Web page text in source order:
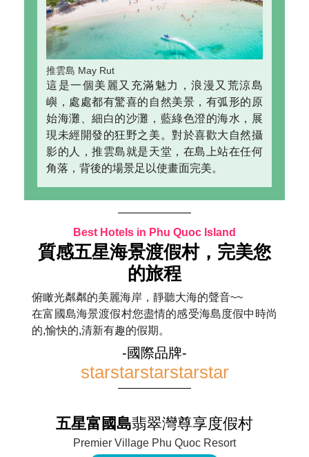
推雲島 May Rut
這是一個美麗又充滿魅力，浪漫又荒涼島
嶼，處處都有驚喜的自然美景，有弧形的原
始海灘、細白的沙灘，藍綠色澄的海水，展
現未經開發的狂野之美。對於喜歡大自然攝
影的人，推雲島就是天堂，在島上站在任何
角落，背後的場景足以使畫面完美。
Best Hotels in Phu Quoc Island
質感五星海景渡假村，完美您
的旅程
俯瞰光粼粼的美麗海岸，靜聽大海的聲音~~
在富國島海景渡假村您盡情的感受海島度假中時尚
的,愉快的,清新有趣的假期。
-國際品牌-
starstarstarstarstar
五星富國島翡翠灣尊享度假村
Premier Village Phu Quoc Resort